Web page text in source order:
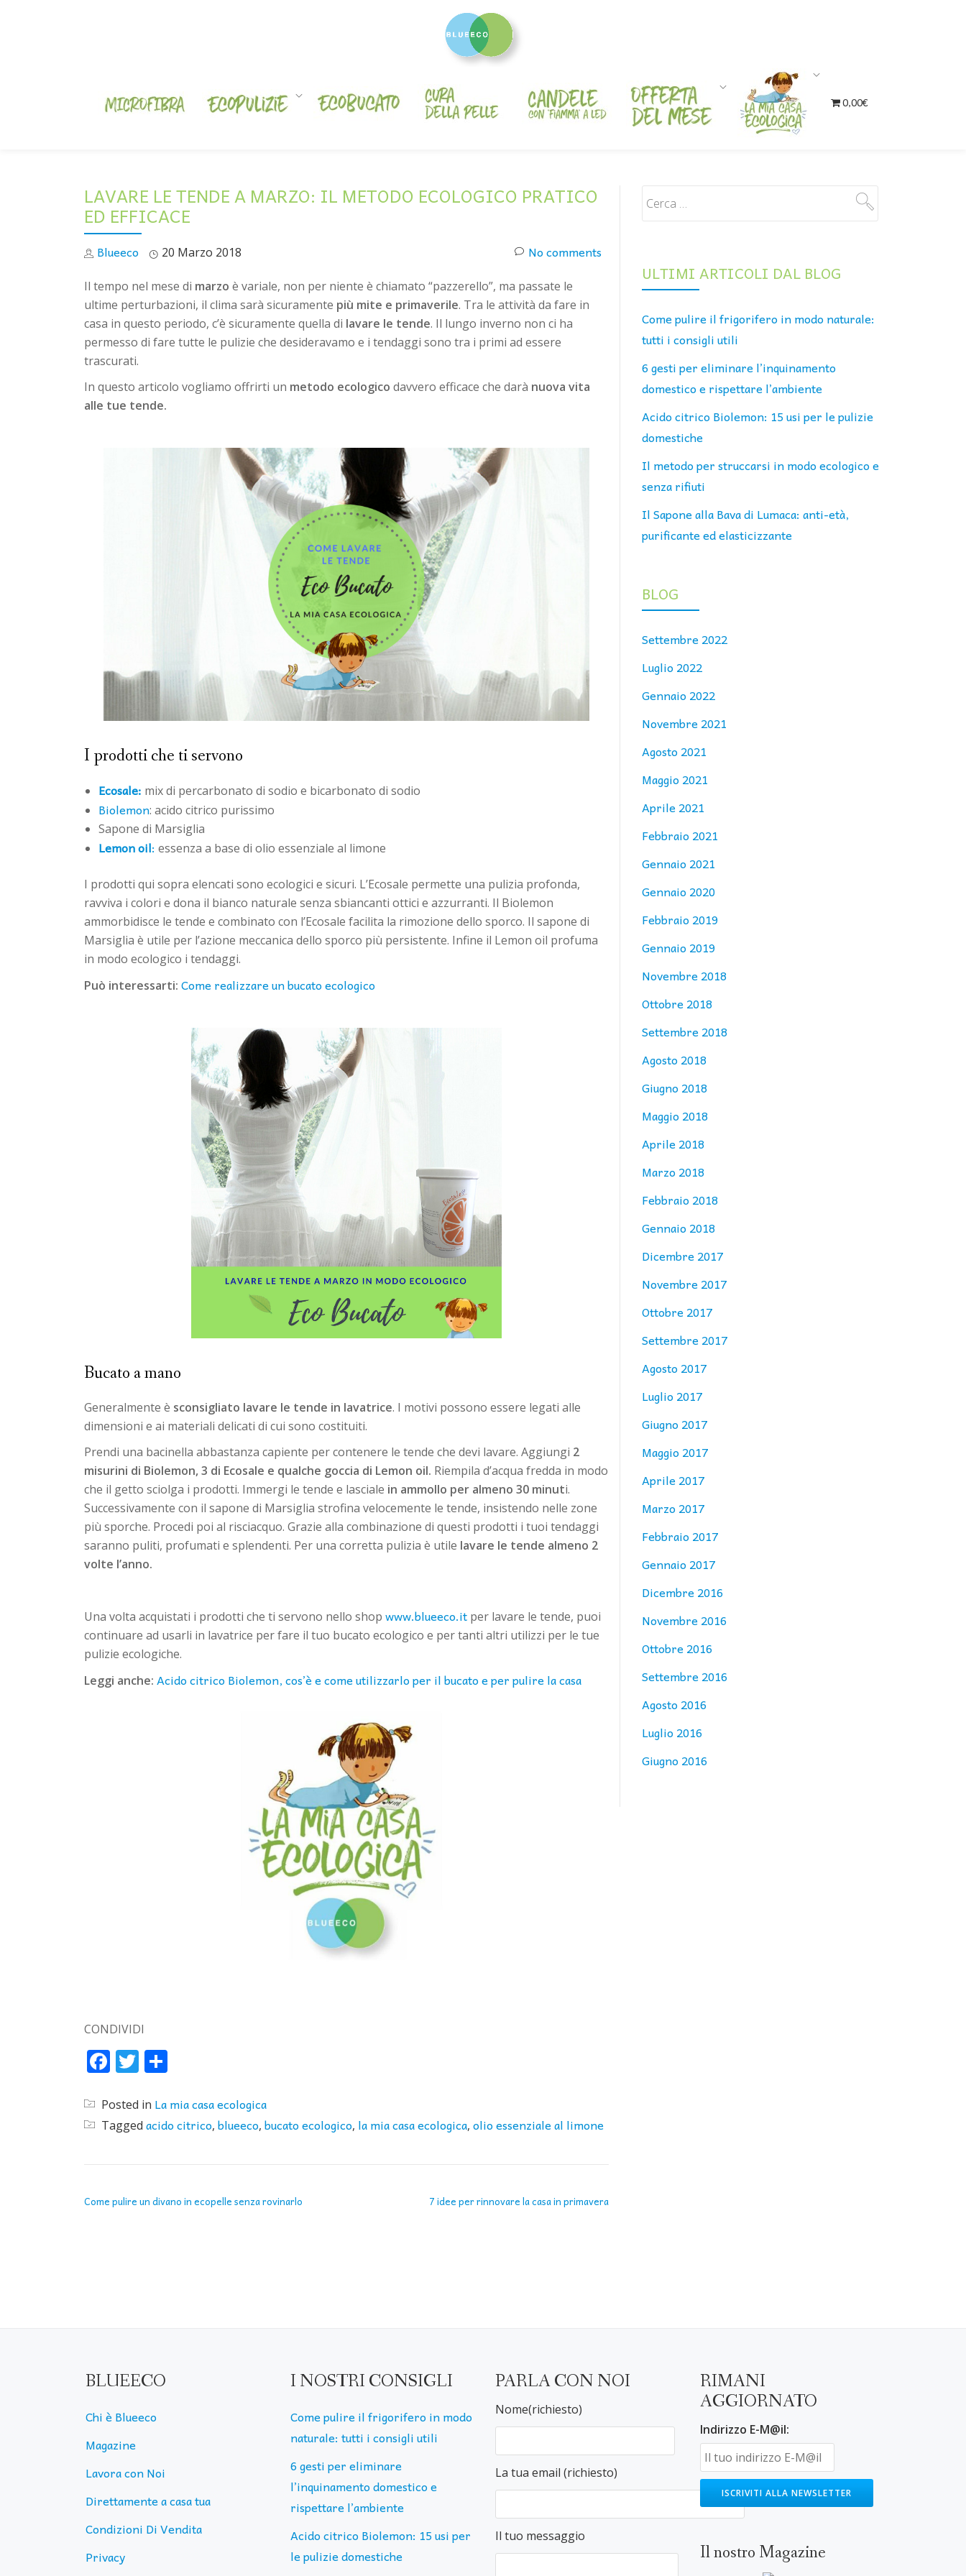
0,00€
LAVARE LE TENDE A MARZO: IL METODO ECOLOGICO PRATICO
ED EFFICACE
Blueeco 20 Marzo 2018 No comments
Il tempo nel mese di marzo è variale, non per niente è chiamato “pazzerello”, ma passate le
ultime perturbazioni, il clima sarà sicuramente più mite e primaverile. Tra le attività da fare in
casa in questo periodo, c’è sicuramente quella di lavare le tende. Il lungo inverno non ci ha
permesso di fare tutte le pulizie che desideravamo e i tendaggi sono tra i primi ad essere
trascurati.
In questo articolo vogliamo offrirti un metodo ecologico davvero efficace che darà nuova vita
alle tue tende.
I prodotti che ti servono
Ecosale: mix di percarbonato di sodio e bicarbonato di sodio
Biolemon: acido citrico purissimo
Sapone di Marsiglia
Lemon oil: essenza a base di olio essenziale al limone
I prodotti qui sopra elencati sono ecologici e sicuri. L’Ecosale permette una pulizia profonda,
ravviva i colori e dona il bianco naturale senza sbiancanti ottici e azzurranti. Il Biolemon
ammorbidisce le tende e combinato con l’Ecosale facilita la rimozione dello sporco. Il sapone di
Marsiglia è utile per l’azione meccanica dello sporco più persistente. Infine il Lemon oil profuma
in modo ecologico i tendaggi.
Può interessarti: Come realizzare un bucato ecologico
Bucato a mano
Generalmente è sconsigliato lavare le tende in lavatrice. I motivi possono essere legati alle
dimensioni e ai materiali delicati di cui sono costituiti.
Prendi una bacinella abbastanza capiente per contenere le tende che devi lavare. Aggiungi 2
misurini di Biolemon, 3 di Ecosale e qualche goccia di Lemon oil. Riempila d’acqua fredda in modo
che il getto sciolga i prodotti. Immergi le tende e lasciale in ammollo per almeno 30 minuti.
Successivamente con il sapone di Marsiglia strofina velocemente le tende, insistendo nelle zone
più sporche. Procedi poi al risciacquo. Grazie alla combinazione di questi prodotti i tuoi tendaggi
saranno puliti, profumati e splendenti. Per una corretta pulizia è utile lavare le tende almeno 2
volte l’anno.
Una volta acquistati i prodotti che ti servono nello shop www.blueeco.it per lavare le tende, puoi
continuare ad usarli in lavatrice per fare il tuo bucato ecologico e per tanti altri utilizzi per le tue
pulizie ecologiche.
Leggi anche: Acido citrico Biolemon, cos’è e come utilizzarlo per il bucato e per pulire la casa
CONDIVIDI
FacebookTwitter
Posted in La mia casa ecologica
Tagged acido citrico, blueeco, bucato ecologico, la mia casa ecologica, olio essenziale al limone
Come pulire un divano in ecopelle senza rovinarlo 7 idee per rinnovare la casa in primavera
ULTIMI ARTICOLI DAL BLOG
Come pulire il frigorifero in modo naturale:
tutti i consigli utili
6 gesti per eliminare l’inquinamento
domestico e rispettare l’ambiente
Acido citrico Biolemon: 15 usi per le pulizie
domestiche
Il metodo per struccarsi in modo ecologico e
senza rifiuti
Il Sapone alla Bava di Lumaca: anti-età,
purificante ed elasticizzante
BLOG
Settembre 2022
Luglio 2022
Gennaio 2022
Novembre 2021
Agosto 2021
Maggio 2021
Aprile 2021
Febbraio 2021
Gennaio 2021
Gennaio 2020
Febbraio 2019
Gennaio 2019
Novembre 2018
Ottobre 2018
Settembre 2018
Agosto 2018
Giugno 2018
Maggio 2018
Aprile 2018
Marzo 2018
Febbraio 2018
Gennaio 2018
Dicembre 2017
Novembre 2017
Ottobre 2017
Settembre 2017
Agosto 2017
Luglio 2017
Giugno 2017
Maggio 2017
Aprile 2017
Marzo 2017
Febbraio 2017
Gennaio 2017
Dicembre 2016
Novembre 2016
Ottobre 2016
Settembre 2016
Agosto 2016
Luglio 2016
Giugno 2016
BLUEECO
Chi è Blueeco
Magazine
Lavora con Noi
Direttamente a casa tua
Condizioni Di Vendita
Privacy
I NOSTRI CONSIGLI
Come pulire il frigorifero in modo
naturale: tutti i consigli utili
6 gesti per eliminare
l’inquinamento domestico e
rispettare l’ambiente
Acido citrico Biolemon: 15 usi per
le pulizie domestiche
PARLA CON NOI
Nome(richiesto)
La tua email (richiesto)
Il tuo messaggio
RIMANI
AGGIORNATO
Indirizzo E-M@il:
Il nostro Magazine